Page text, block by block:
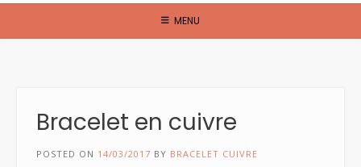
MENU
Bracelet en cuivre
POSTED ON 14/03/2017 BY BRACELET CUIVRE